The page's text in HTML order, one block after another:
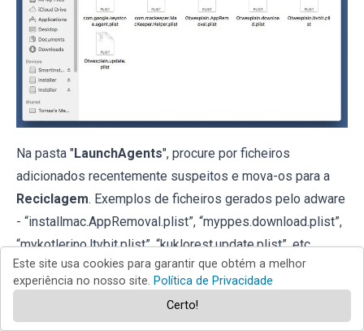
Na pasta "LaunchAgents", procure por ficheiros
adicionados recentemente suspeitos e mova-os para a
Reciclagem. Exemplos de ficheiros gerados pelo adware
- “installmac.AppRemoval.plist”, “myppes.download.plist”,
“mykotlerino.ltvbit.plist”, “kuklorest.update.plist”, etc.
Comumente o adware instala vários ficheiros no mesmo
string.
Este site usa cookies para garantir que obtém a melhor
experiência no nosso site. Política de Privacidade
Certo!